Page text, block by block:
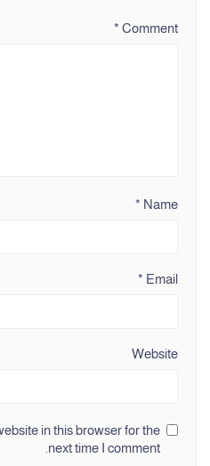
Comment
*
Name
*
Email
*
Website
in this browser for the
next time I comment.